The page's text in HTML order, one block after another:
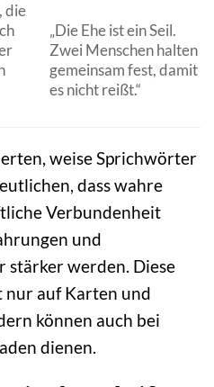
die
„Die Ehe ist ein Seil.
Zwei Menschen halten
gemeinsam fest, damit
es nicht reißt.“
weise Sprichwörter
dass wahre
Verbundenheit
und
stärker werden. Diese
auf Karten und
können auch bei
dienen.